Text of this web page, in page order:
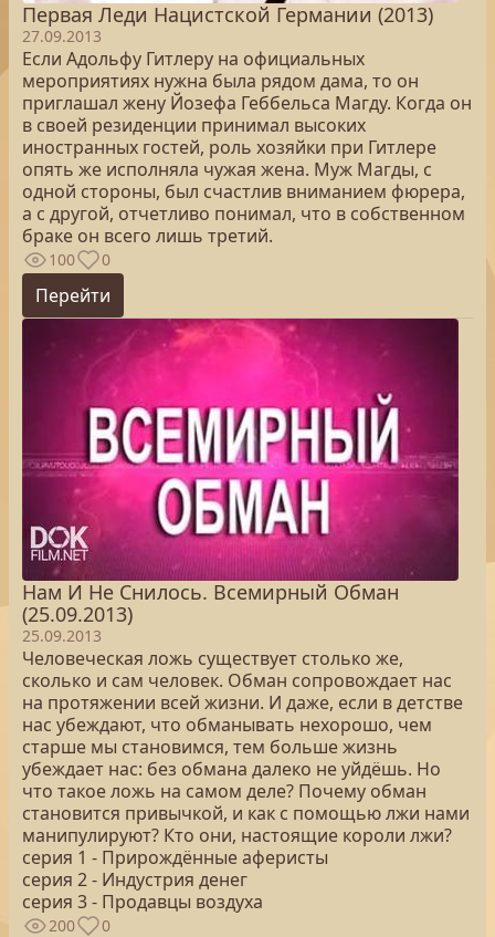
Первая Леди Нацистской Германии (2013)
27.09.2013
Если Адольфу Гитлеру на официальных
мероприятиях нужна была рядом дама, то он
приглашал жену Йозефа Геббельса Магду. Когда он
в своей резиденции принимал высоких
иностранных гостей, роль хозяйки при Гитлере
опять же исполняла чужая жена. Муж Магды, с
одной стороны, был счастлив вниманием фюрера,
а с другой, отчетливо понимал, что в собственном
браке он всего лишь третий.
100 0
Перейти
Нам И Не Снилось. Всемирный Обман
(25.09.2013)
25.09.2013
Человеческая ложь существует столько же,
сколько и сам человек. Обман сопровождает нас
на протяжении всей жизни. И даже, если в детстве
нас убеждают, что обманывать нехорошо, чем
старше мы становимся, тем больше жизнь
убеждает нас: без обмана далеко не уйдёшь. Но
что такое ложь на самом деле? Почему обман
становится привычкой, и как с помощью лжи нами
манипулируют? Кто они, настоящие короли лжи?
серия 1 - Прирождённые аферисты
серия 2 - Индустрия денег
серия 3 - Продавцы воздуха
200 0